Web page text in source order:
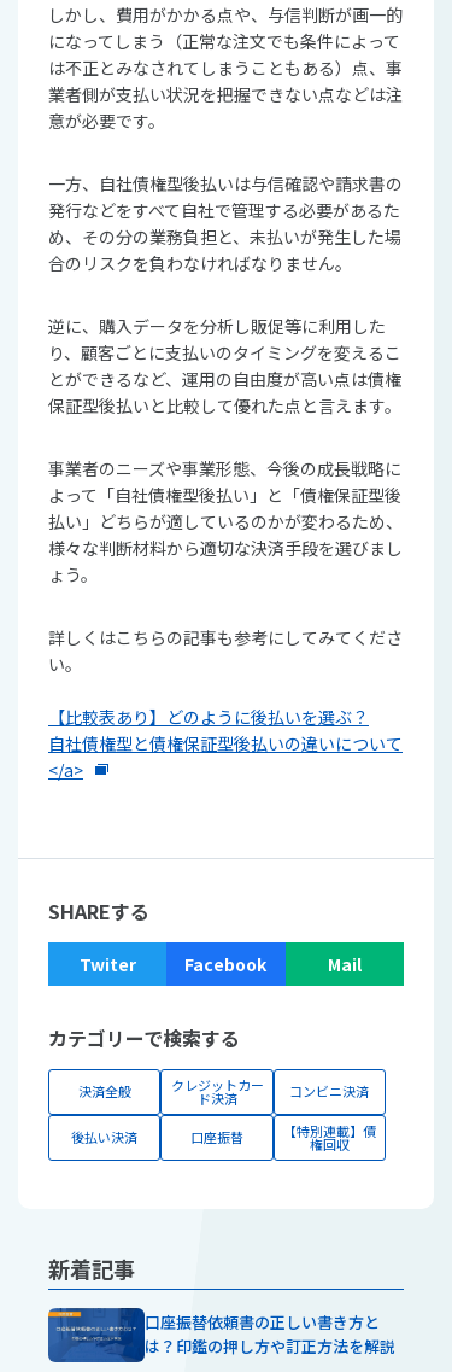
しかし、費用がかかる点や、与信判断が画一的
になってしまう（正常な注文でも条件によって
は不正とみなされてしまうこともある）点、事
業者側が支払い状況を把握できない点などは注
意が必要です。
一方、自社債権型後払いは与信確認や請求書の
発行などをすべて自社で管理する必要があるた
め、その分の業務負担と、未払いが発生した場
合のリスクを負わなければなりません。
逆に、購入データを分析し販促等に利用した
り、顧客ごとに支払いのタイミングを変えるこ
とができるなど、運用の自由度が高い点は債権
保証型後払いと比較して優れた点と言えます。
事業者のニーズや事業形態、今後の成長戦略に
よって「自社債権型後払い」と「債権保証型後
払い」どちらが適しているのかが変わるため、
様々な判断材料から適切な決済手段を選びまし
ょう。
詳しくはこちらの記事も参考にしてみてくださ
い。
【比較表あり】どのように後払いを選ぶ？
自社債権型と債権保証型後払いの違いについて
</a>
SHAREする
Twiter Facebook Mail
カテゴリーで検索する
決済全般 クレジットカー
ド決済 コンビニ決済
後払い決済 口座振替 【特別連載】債
権回収
新着記事
口座振替依頼書の正しい書き方と
は？印鑑の押し方や訂正方法を解説